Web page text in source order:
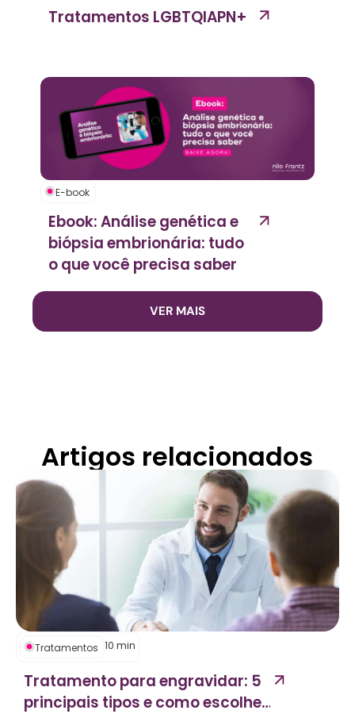
Tratamentos LGBTQIAPN+
E-book
Ebook: Análise genética e
biópsia embrionária: tudo
o que você precisa saber
VER MAIS
Artigos relacionados
Tratamentos 10 min
Tratamento para engravidar: 5
principais tipos e como escolher